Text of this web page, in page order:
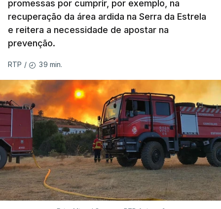
promessas por cumprir, por exemplo, na
recuperação da área ardida na Serra da Estrela
e reitera a necessidade de apostar na
prevenção.
RTP / 39 min.